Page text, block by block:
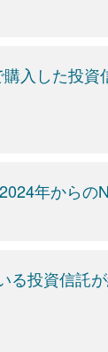
入した投
年からの
る投資信託